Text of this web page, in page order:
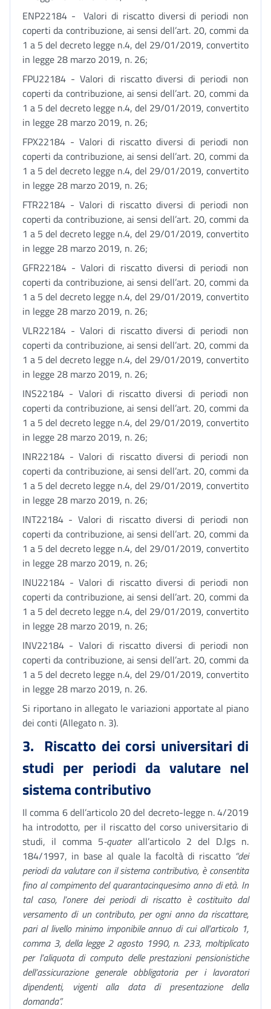
ENP22184 - Valori di riscatto diversi di periodi non
coperti da contribuzione, ai sensi dell’art. 20, commi da
1 a 5 del decreto legge n.4, del 29/01/2019, convertito
in legge 28 marzo 2019, n. 26;
FPU22184 - Valori di riscatto diversi di periodi non
coperti da contribuzione, ai sensi dell’art. 20, commi da
1 a 5 del decreto legge n.4, del 29/01/2019, convertito
in legge 28 marzo 2019, n. 26;
FPX22184 - Valori di riscatto diversi di periodi non
coperti da contribuzione, ai sensi dell’art. 20, commi da
1 a 5 del decreto legge n.4, del 29/01/2019, convertito
in legge 28 marzo 2019, n. 26;
FTR22184 - Valori di riscatto diversi di periodi non
coperti da contribuzione, ai sensi dell’art. 20, commi da
1 a 5 del decreto legge n.4, del 29/01/2019, convertito
in legge 28 marzo 2019, n. 26;
GFR22184 - Valori di riscatto diversi di periodi non
coperti da contribuzione, ai sensi dell’art. 20, commi da
1 a 5 del decreto legge n.4, del 29/01/2019, convertito
in legge 28 marzo 2019, n. 26;
VLR22184 - Valori di riscatto diversi di periodi non
coperti da contribuzione, ai sensi dell’art. 20, commi da
1 a 5 del decreto legge n.4, del 29/01/2019, convertito
in legge 28 marzo 2019, n. 26;
INS22184 - Valori di riscatto diversi di periodi non
coperti da contribuzione, ai sensi dell’art. 20, commi da
1 a 5 del decreto legge n.4, del 29/01/2019, convertito
in legge 28 marzo 2019, n. 26;
INR22184 - Valori di riscatto diversi di periodi non
coperti da contribuzione, ai sensi dell’art. 20, commi da
1 a 5 del decreto legge n.4, del 29/01/2019, convertito
in legge 28 marzo 2019, n. 26;
INT22184 - Valori di riscatto diversi di periodi non
coperti da contribuzione, ai sensi dell’art. 20, commi da
1 a 5 del decreto legge n.4, del 29/01/2019, convertito
in legge 28 marzo 2019, n. 26;
INU22184 - Valori di riscatto diversi di periodi non
coperti da contribuzione, ai sensi dell’art. 20, commi da
1 a 5 del decreto legge n.4, del 29/01/2019, convertito
in legge 28 marzo 2019, n. 26;
INV22184 - Valori di riscatto diversi di periodi non
coperti da contribuzione, ai sensi dell’art. 20, commi da
1 a 5 del decreto legge n.4, del 29/01/2019, convertito
in legge 28 marzo 2019, n. 26.
Si riportano in allegato le variazioni apportate al piano
dei conti (Allegato n. 3).
3. Riscatto dei corsi universitari di
studi per periodi da valutare nel
sistema contributivo
Il comma 6 dell’articolo 20 del decreto-legge n. 4/2019
ha introdotto, per il riscatto del corso universitario di
studi, il comma 5-quaterall’articolo 2 del D.lgs n.
184/1997, in base al quale la facoltà di riscatto “dei
periodi da valutare con il sistema contributivo, è consentita
fino al compimento del quarantacinquesimo anno di età. In
tal caso, l’onere dei periodi di riscatto è costituito dal
versamento di un contributo, per ogni anno da riscattare,
pari al livello minimo imponibile annuo di cui all’articolo 1,
comma 3, della legge 2 agosto 1990, n. 233, moltiplicato
per l’aliquota di computo delle prestazioni pensionistiche
dell’assicurazione generale obbligatoria per i lavoratori
dipendenti, vigenti alla data di presentazione della
domanda”.